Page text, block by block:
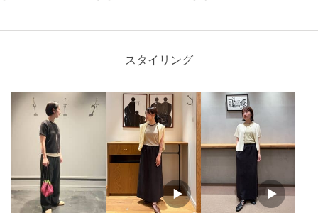
身長：
154cm
普段の着用サイズ：
参考になった
スタイリング